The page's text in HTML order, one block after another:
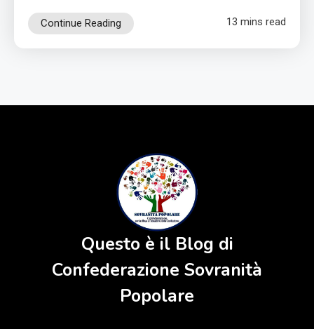
Continue Reading 13 mins read
Questo è il Blog di
Confederazione Sovranità
Popolare